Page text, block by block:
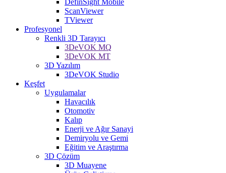
DefinSight Mobile
ScanViewer
TViewer
Profesyonel
Renkli 3D Tarayıcı
3DeVOK MQ
3DeVOK MT
3D Yazılım
3DeVOK Studio
Keşfet
Uygulamalar
Havacılık
Otomotiv
Kalıp
Enerji ve Ağır Sanayi
Demiryolu ve Gemi
Eğitim ve Araştırma
3D Çözüm
3D Muayene